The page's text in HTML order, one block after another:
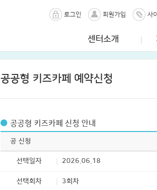
로그인 회원가입 사
센터소개
공공형 키즈카페 예약신청
공공형 키즈카페 신청 안내
공 신청
선택일자 2026.06.18
선택회차 3회차